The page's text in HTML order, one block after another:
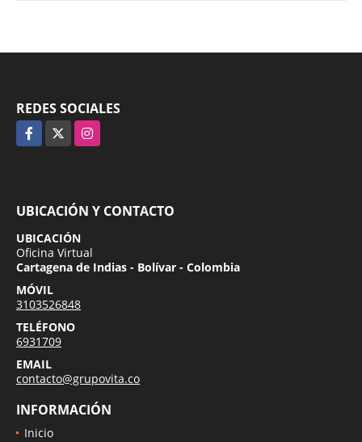
REDES SOCIALES
Facebook Instagram
UBICACIÓN Y CONTACTO
UBICACIÓN
Oficina Virtual
Cartagena de Indias - Bolívar - Colombia
MÓVIL
3103526848
TELÉFONO
6931709
EMAIL
contacto@grupovita.co
INFORMACIÓN
Inicio